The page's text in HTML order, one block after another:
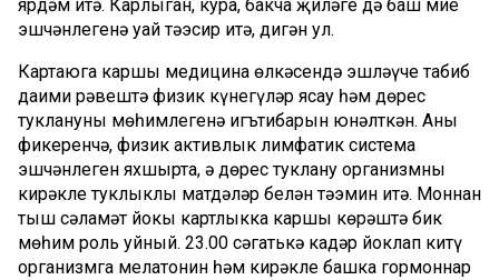
ярдәм итә. Карлыган, кура, бакча җиләге дә баш мие
эшчәнлегенә уңай тәэсир итә, дигән ул.
Картаюга каршы медицина өлкәсендә эшләүче табиб
даими рәвештә физик күнегүләр ясау һәм дөрес
туклануның мөһимлегенә игътибарын юнәлткән. Аның
фикеренчә, физик активлык лимфатик система
эшчәнлеген яхшырта, ә дөрес туклану организмны
кирәкле туклыклы матдәләр белән тәэмин итә. Моннан
тыш сәламәт йокы картлыкка каршы көрәштә бик
мөһим роль уйный. 23.00 сәгатькә кадәр йоклап китү
организмга мелатонин һәм кирәкле башка гормоннар